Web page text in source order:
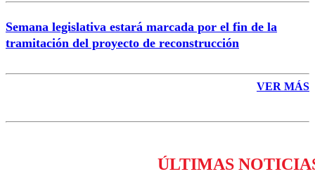
Semana legislativa estará marcada por el fin de la
tramitación del proyecto de reconstrucción
VER MÁS
ÚLTIMAS